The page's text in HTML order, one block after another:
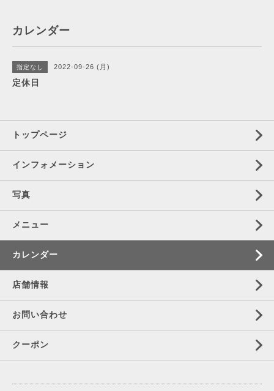
カレンダー
指定なし 2022-09-26 (月)
定休日
トップページ
インフォメーション
写真
メニュー
カレンダー
店舗情報
お問い合わせ
クーポン